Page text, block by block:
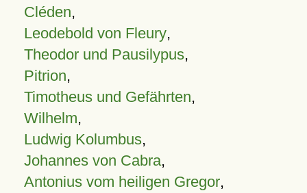
Cléden,
Leodebold von Fleury,
Theodor und Pausilypus,
Pitrion,
Timotheus und Gefährten,
Wilhelm,
Ludwig Kolumbus,
Johannes von Cabra,
Antonius vom heiligen Gregor,